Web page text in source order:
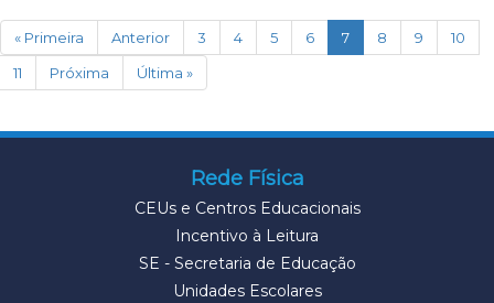
« Primeira Anterior 3 4 5 6 7(current)
8 9
10
11
Próxima Última »
Rede Física
CEUs e Centros Educacionais
Incentivo à Leitura
SE - Secretaria de Educação
Unidades Escolares